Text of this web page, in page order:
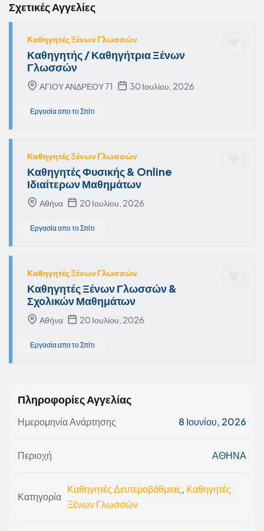
Σχετικές Αγγελίες
Καθηγητές Ξένων Γλωσσών
Καθηγητής / Καθηγήτρια Ξένων
Γλωσσών
ΑΓΙΟΥ ΑΝΔΡΕΟΥ 71 30 Ιουλίου, 2026
Εργασία απο το Σπίτι
Καθηγητές Ξένων Γλωσσών
Καθηγητές Φυσικής & Online
Ιδιαίτερων Μαθημάτων
Αθήνα 20 Ιουλίου, 2026
Εργασία απο το Σπίτι
Καθηγητές Ξένων Γλωσσών
Καθηγητές Ξένων Γλωσσών &
Σχολικών Μαθημάτων
Αθήνα 20 Ιουλίου, 2026
Εργασία απο το Σπίτι
Πληροφορίες Αγγελίας
Ημερομηνία Ανάρτησης 8 Ιουνίου, 2026
Περιοχή ΑΘΗΝΑ
Κατηγορία
Καθηγητές Δευτεροβάθμιας, Καθηγητές
Ξένων Γλωσσών